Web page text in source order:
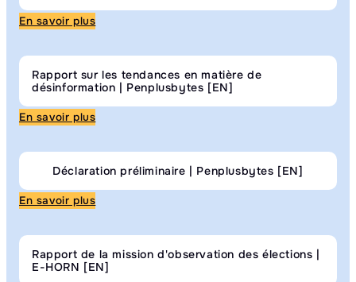
En savoir plus
Rapport sur les tendances en matière de
désinformation | Penplusbytes [EN]
En savoir plus
Déclaration préliminaire | Penplusbytes [EN]
En savoir plus
Rapport de la mission d'observation des élections |
E-HORN [EN]